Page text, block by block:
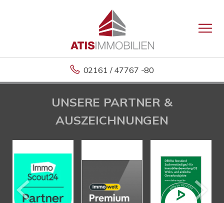
02161 / 47767 -80
UNSERE PARTNER &
AUSZEICHNUNGEN